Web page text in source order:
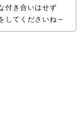
付き合いはせず
してくださいね～